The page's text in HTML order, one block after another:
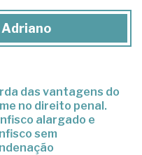
das vantagens do
no direito penal.
alargado e
sem